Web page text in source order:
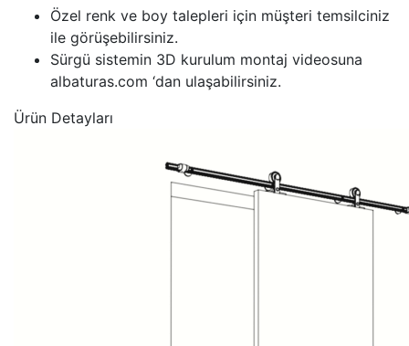
Özel renk ve boy talepleri için müşteri temsilciniz
ile görüşebilirsiniz.
Sürgü sistemin 3D kurulum montaj videosuna
albaturas.com ‘dan ulaşabilirsiniz.
Ürün Detayları